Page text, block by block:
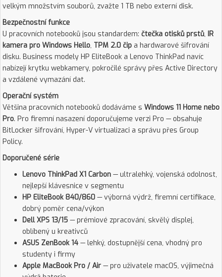
velkým množstvím souborů, zvažte 1 TB nebo externí disk.
Bezpečnostní funkce
U pracovních notebooků jsou standardem: čtečka otisků prstů, IR
kamera pro Windows Hello, TPM 2.0 čip a hardwarové šifrování
disku. Business modely HP EliteBook a Lenovo ThinkPad navíc
nabízejí krytku webkamery, pokročilé správy přes Active Directory
a vzdálené vymazání dat.
Operační systém
Většina pracovních notebooků dodáváme s Windows 11 Home nebo
Pro. Pro firemní nasazení doporučujeme verzi Pro — obsahuje
BitLocker šifrování, Hyper-V virtualizaci a správu přes Group
Policy.
Doporučené série
Lenovo ThinkPad X1 Carbon — ultralehký, vojenská odolnost,
nejlepší klávesnice v segmentu
HP EliteBook 840/860 — výborná výdrž, firemní certifikace,
dobrý poměr cena/výkon
Dell XPS 13/15 — prémiové zpracování, skvělý displej,
oblíbený u kreativců
ASUS ZenBook 14 — lehký, dostupnější cena, vhodný pro
studenty i firmy
Apple MacBook Pro / Air — pro uživatele macOS, výjimečná